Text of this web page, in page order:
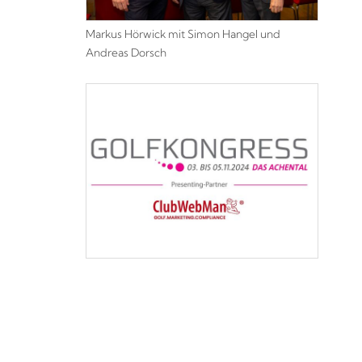
Markus Hörwick mit Simon Hangel und
Andreas Dorsch